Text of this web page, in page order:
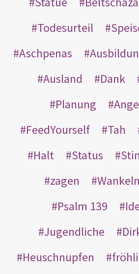
Todesurteil
Aschpenas
Ausland
Dank
Planung
FeedYourself
Tah
Halt
Status
zagen
Psalm 139
Jugendliche
Heuschnupfen